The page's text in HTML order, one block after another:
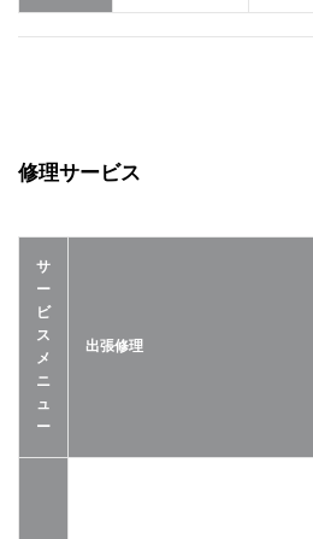
修理サービス
サ
ー
ビ
ス
メ
ニ
ュ
ー
出張修理